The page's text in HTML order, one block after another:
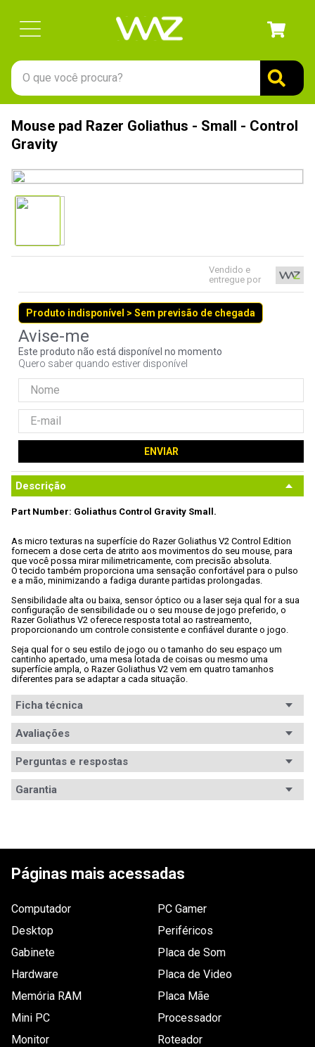
O que você procura?
Mouse pad Razer Goliathus - Small - Control
Gravity
Vendido e
entregue por
Produto indisponível > Sem previsão de chegada
Este produto não está disponível no momento
Quero saber quando estiver disponível
ENVIAR
Descrição
Part Number: Goliathus Control Gravity Small.
As micro texturas na superfície do Razer Goliathus V2 Control Edition
fornecem a dose certa de atrito aos movimentos do seu mouse, para
que você possa mirar milimetricamente, com precisão absoluta.
O tecido também proporciona uma sensação confortável para o pulso
e a mão, minimizando a fadiga durante partidas prolongadas.
Sensibilidade alta ou baixa, sensor óptico ou a laser seja qual for a sua
configuração de sensibilidade ou o seu mouse de jogo preferido, o
Razer Goliathus V2 oferece resposta total ao rastreamento,
proporcionando um controle consistente e confiável durante o jogo.
Seja qual for o seu estilo de jogo ou o tamanho do seu espaço um
cantinho apertado, uma mesa lotada de coisas ou mesmo uma
superfície ampla, o Razer Goliathus V2 vem em quatro tamanhos
diferentes para se adaptar a cada situação.
Ficha técnica
Conteúdo da
embalagem
Tipo Flexível
Superfície
Não
Led
Material Tecido
Dimensões
Outras
Modelo Goliathus Control Gravity Small
Avaliações
Avaliações
ESCREVER AVALIAÇÃO
Perguntas e respostas
Garantia
maiores informações, entre em contato com o
Páginas mais acessadas
Computador
Desktop
Gabinete
Hardware
Memória RAM
Mini PC
Monitor
PC Gamer
Periféricos
Placa de Som
Placa de Video
Placa Mãe
Processador
Roteador
1º
gabinete
3º
teclado
6º
mouse
8º
controle
10º jonsbo